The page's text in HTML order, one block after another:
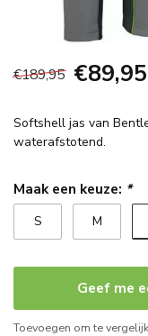
€189,95 €89,95
Softshell jas van
waterafstotend.
Maak een keuze: *
S M
Geef me
Toevoegen om te